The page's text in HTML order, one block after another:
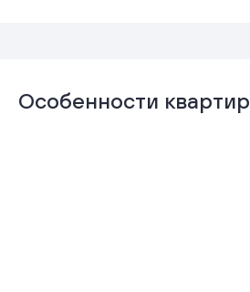
Особенности квартир